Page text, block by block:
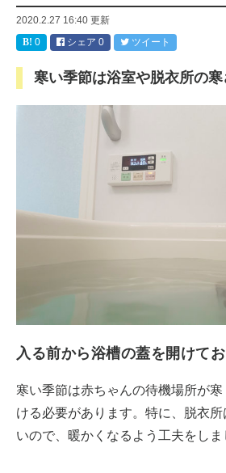
2020.2.27 16:40 更新
0
シェア 0 ツイート
寒い季節は浴室や脱衣所の
入る前から浴槽の蓋を開けてお
寒い季節は赤ちゃんの待機場所が
ける必要があります。特に、脱衣
いので、暖かくなるよう工夫をしま